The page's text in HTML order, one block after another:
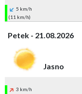
5 km/h
(11 km/h)
Petek - 21.08.2026
Jasno
3 km/h